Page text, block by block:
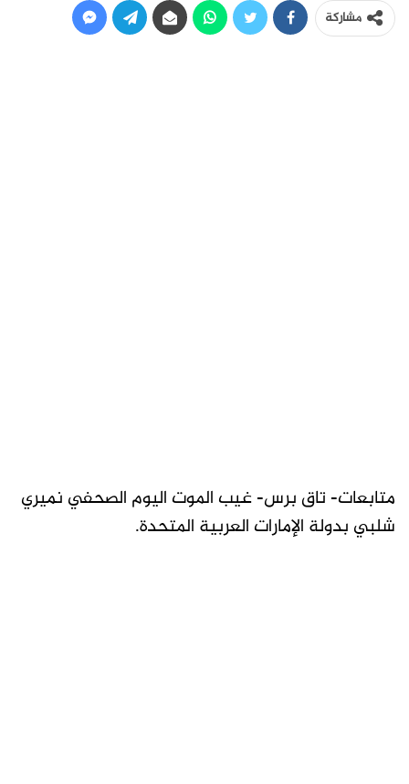
مشاركة
متابعات- تاق برس- غيب الموت اليوم الصحفي نميري
شلبي بدولة الإمارات العربية المتحدة.